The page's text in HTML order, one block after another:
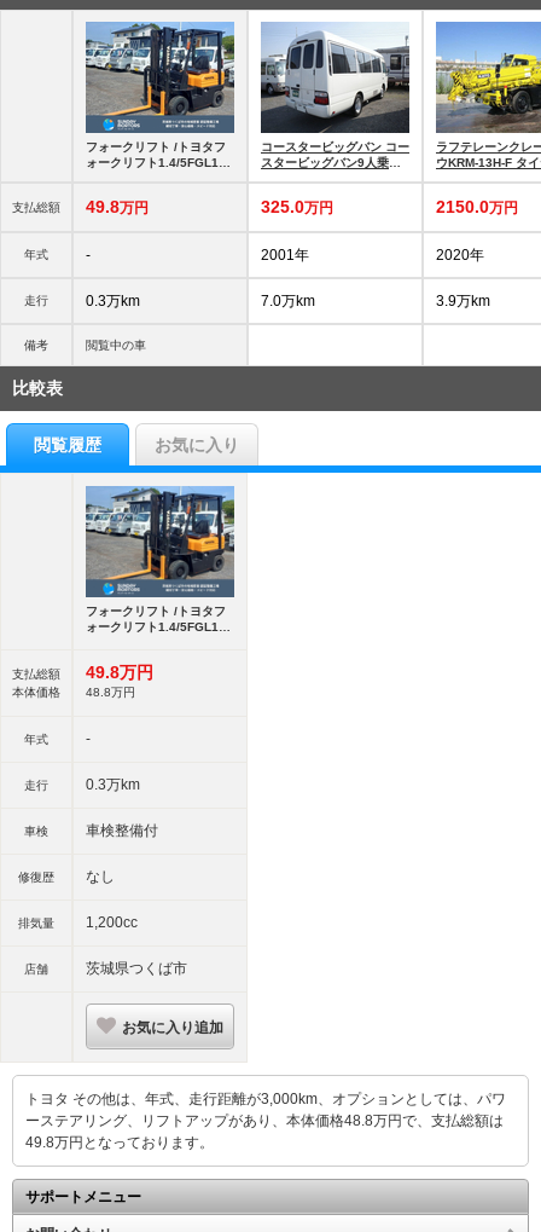
支払総額
年式
走行
備考
フォークリフト /トヨタフ
ォークリフト1.4/5FGL14 /
49.8万円
-
0.3万km
閲覧中の車
コースタービッグバン コー
スタービッグバン9人乗り
325.0万円
2001年
7.0万km
ラフテレーンクレ
ウKRM-13H-F タ
2150.0万円
2020年
3.9万km
比較表
閲覧履歴 お気に入り
支払総額
本体価格
年式
走行
車検
修復歴
排気量
店舗
フォークリフト /トヨタフ
ォークリフト1.4/5FGL14 /
49.8万円
48. 8万円
-
0.3万km
車検整備付
なし
1,200cc
茨城県つくば市
お気に入り追加
トヨタ その他は、年式、走行距離が3,000km、オプションとしては、パワ
ーステアリング、リフトアップがあり、本体価格48.8万円で、支払総額は
49.8万円となっております。
サポートメニュー